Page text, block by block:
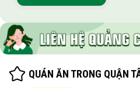
QUÁN ĂN TRONG QUẬN